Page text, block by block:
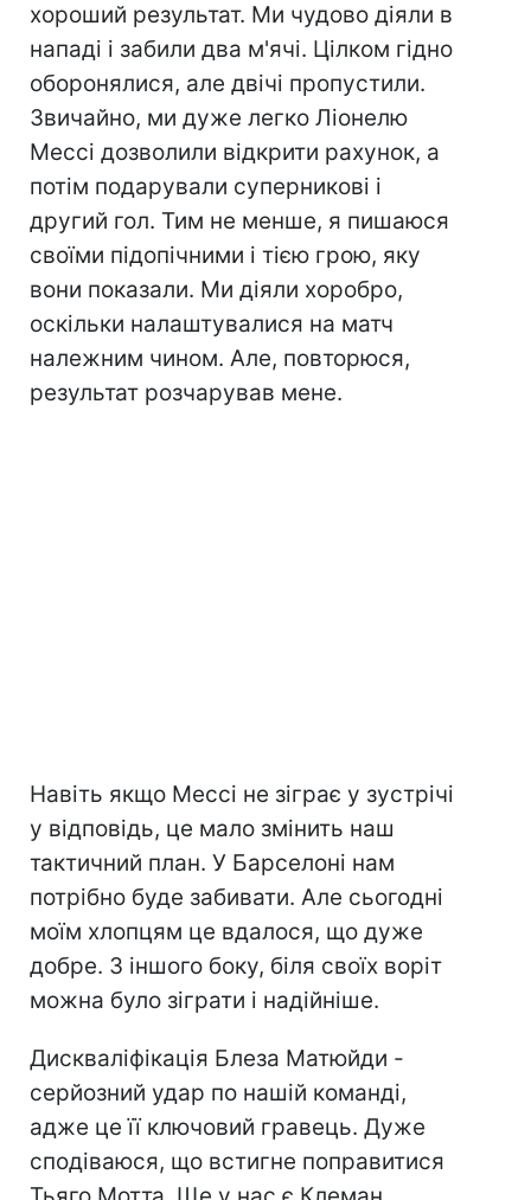
хороший результат. Ми чудово діяли в
нападі і забили два м'ячі. Цілком гідно
оборонялися, але двічі пропустили.
Звичайно, ми дуже легко Ліонелю
Мессі дозволили відкрити рахунок, а
потім подарували суперникові і
другий гол. Тим не менше, я пишаюся
своїми підопічними і тією грою, яку
вони показали. Ми діяли хоробро,
оскільки налаштувалися на матч
належним чином. Але, повторюся,
результат розчарував мене.
Навіть якщо Мессі не зіграє у зустрічі
у відповідь, це мало змінить наш
тактичний план. У Барселоні нам
потрібно буде забивати. Але сьогодні
моїм хлопцям це вдалося, що дуже
добре. З іншого боку, біля своїх воріт
можна було зіграти і надійніше.
Дискваліфікація Блеза Матюйди -
серйозний удар по нашій команді,
адже це її ключовий гравець. Дуже
сподіваюся, що встигне поправитися